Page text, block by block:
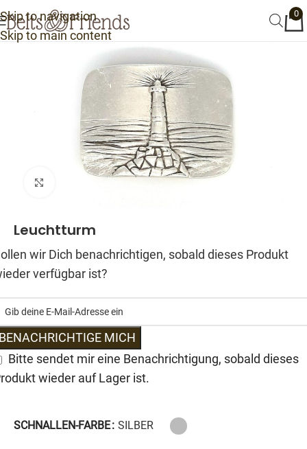
Skip to navigation
Skip to main content
0
Click to enlarge
Leuchtturm
wir Dich benachrichtigen, sobald dieses Produkt
verfügbar ist?
MICH
Bitte sendet mir eine Benachrichtigung, sobald dieses
wieder auf Lager ist.
SCHNALLEN-FARBE SILBER